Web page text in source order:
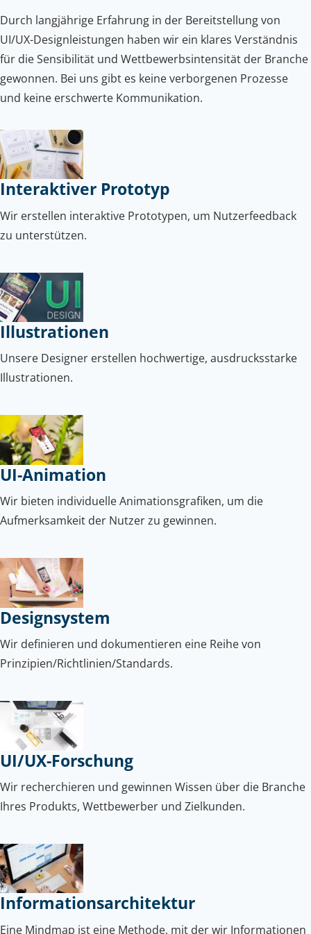
Durch langjährige Erfahrung in der Bereitstellung von
UI/UX-Designleistungen haben wir ein klares Verständnis
für die Sensibilität und Wettbewerbsintensität der Branche
gewonnen. Bei uns gibt es keine verborgenen Prozesse
und keine erschwerte Kommunikation.
Interaktiver Prototyp
Wir erstellen interaktive Prototypen, um Nutzerfeedback
zu unterstützen.
Illustrationen
Unsere Designer erstellen hochwertige, ausdrucksstarke
Illustrationen.
UI-Animation
Wir bieten individuelle Animationsgrafiken, um die
Aufmerksamkeit der Nutzer zu gewinnen.
Designsystem
Wir definieren und dokumentieren eine Reihe von
Prinzipien/Richtlinien/Standards.
UI/UX-Forschung
Wir recherchieren und gewinnen Wissen über die Branche
Ihres Produkts, Wettbewerber und Zielkunden.
Informationsarchitektur
Eine Mindmap ist eine Methode, mit der wir Informationen